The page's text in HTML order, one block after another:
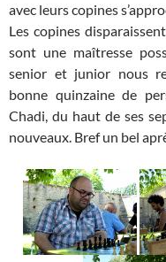
avec leurs copines
Les copines
sont une maîtresse
senior et junior nous
bonne quinzaine de
Chadi, du haut de ses
nouveaux. Bref un bel